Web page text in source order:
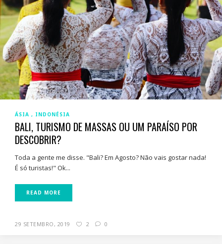
ÁSIA INDONÉSIA
BALI, TURISMO DE MASSAS OU UM PARAÍSO POR
DESCOBRIR?
Toda a gente me disse. "Bali? Em Agosto? Não vais gostar nada!
É só turistas!" Ok...
READ MORE
29 SETEMBRO, 2019 2 0